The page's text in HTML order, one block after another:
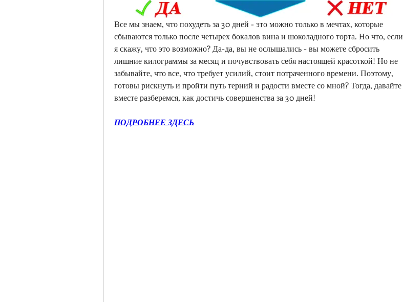
Все мы знаем, что похудеть за 30 дней - это можно только в мечтах, которые
сбываются только после четырех бокалов вина и шоколадного торта. Но что, если
я скажу, что это возможно? Да-да, вы не ослышались - вы можете сбросить
лишние килограммы за месяц и почувствовать себя настоящей красоткой! Но не
забывайте, что все, что требует усилий, стоит потраченного времени. Поэтому,
готовы рискнуть и пройти путь терний и радости вместе со мной? Тогда, давайте
вместе разберемся, как достичь совершенства за 30 дней!
ПОДРОБНЕЕ ЗДЕСЬ